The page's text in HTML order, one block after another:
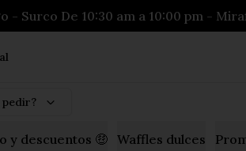
- Surco De 10:30 am a 10:00 pm -
pedir?
y descuentos 🤑 Waffles dulces